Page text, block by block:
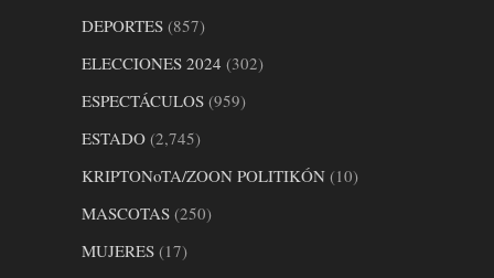
DEPORTES (857)
ELECCIONES 2024 (302)
ESPECTÁCULOS (959)
ESTADO (2,745)
KRIPTONoTA/ZOON POLITIKÓN (10)
MASCOTAS (250)
MUJERES (17)